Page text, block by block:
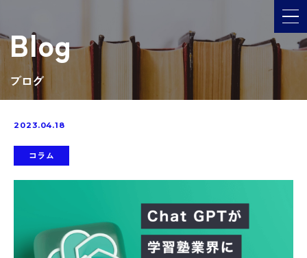
メ
Blog
ブログ
2023.04.18
コラム